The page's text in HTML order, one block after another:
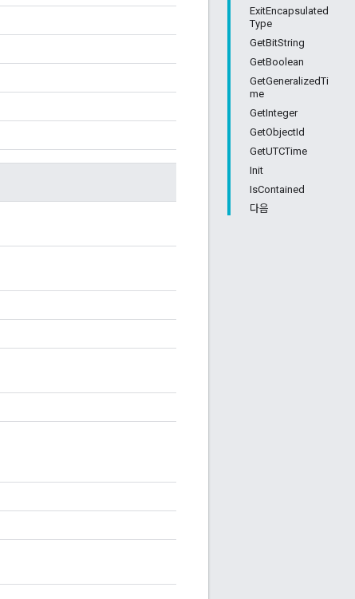
ExitEncapsulated
Type
GetBitString
GetBoolean
GetGeneralizedTi
me
GetInteger
GetObjectId
GetUTCTime
Init
IsContained
다음